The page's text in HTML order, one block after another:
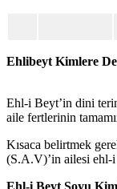
Ehlibeyt Kimlere
Ehl-i Beyt’in dini
aile fertlerinin
Kısaca belirtmek
(S.A.V)’in ailesi ehl-i
Ehl-i Beyt Soyu